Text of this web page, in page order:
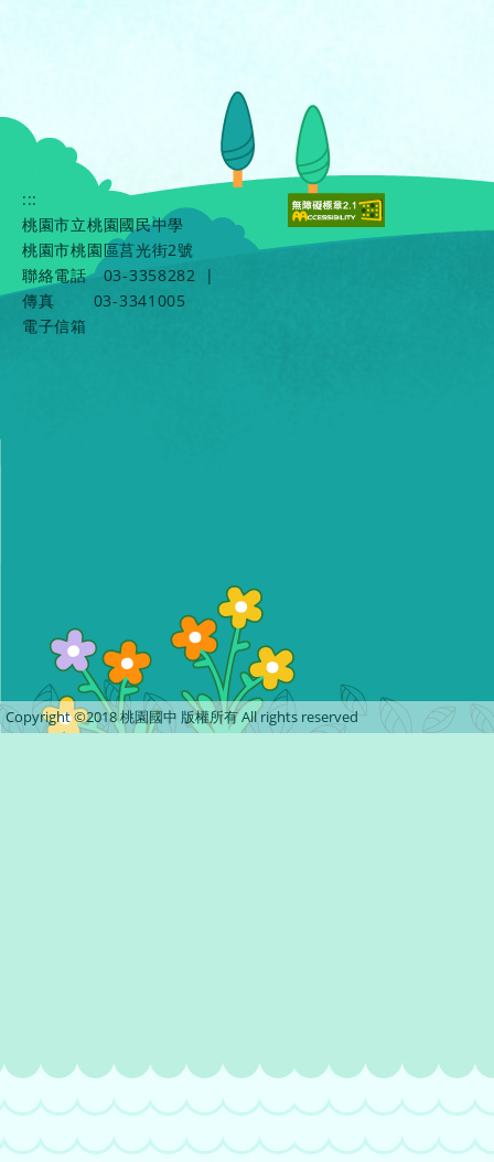
:::
桃園市立桃園國民中學
桃園市桃園區莒光街2號
聯絡電話
03-3358282
|
傳真
03-3341005
電子信箱
Copyright ©2018 桃園國中 版權所有 All rights reserved